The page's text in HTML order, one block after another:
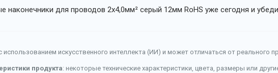
наконечники для проводов 2x4,0мм² серый 12мм RoHS уже сегодня и
использованием искусственного интеллекта (ИИ) и может отличаться от реального
продукта: некоторые технические характеристики, цвета, размеры или